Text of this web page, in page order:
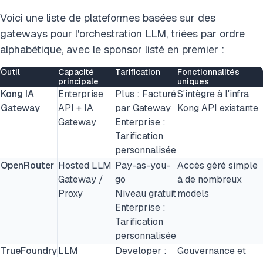
Voici une liste de plateformes basées sur des
gateways pour l'orchestration LLM, triées par ordre
alphabétique, avec le sponsor listé en premier :
Outil
Capacité
principale
Tarification
Fonctionnalités
uniques
Kong IA
Gateway
Enterprise
API + IA
Gateway
Plus : Facturé
par Gateway
Enterprise :
Tarification
personnalisée
S'intègre à l'infra
Kong API existante
OpenRouter Hosted LLM
Gateway /
Proxy
Pay-as-you-
go
Niveau gratuit
Enterprise :
Tarification
personnalisée
Accès géré simple
à de nombreux
models
TrueFoundryLLM
Developer :
Gouvernance et